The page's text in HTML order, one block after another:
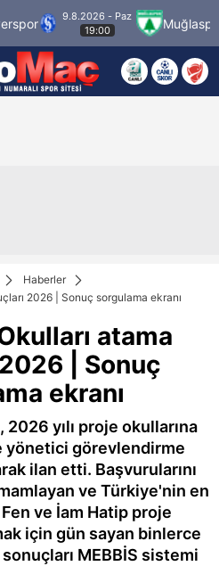
9.8.2026 - Paz
19:00
Muğlaspor
Haberler
2026 | Sonuç sorgulama ekranı
atama
| Sonuç
ekranı
2026 yılı proje okullarına
yönetici görevlendirme
ilan etti. Başvurularını
ve Türkiye'nin en
ve İam Hatip proje
için gün sayan binlerce
MEBBİS sistemi